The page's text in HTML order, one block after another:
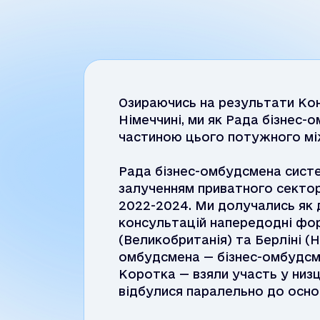
Озираючись на результати
Німеччині, ми як Рада
частиною цього потужного
Рада бізнес-омбудсмена
залученням приватного
2022-2024. Ми долучались як
консультацій напередодні
(Великобританія) та Берліні
омбудсмена — бізнес-
Коротка — взяли участь у
відбулися паралельно до